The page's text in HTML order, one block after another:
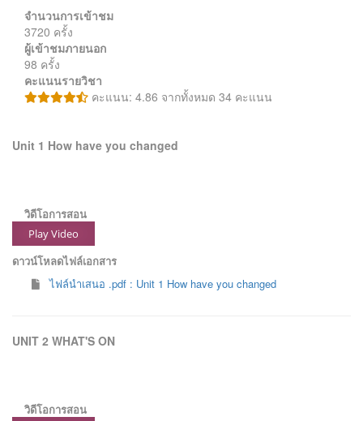
จำนวนการเข้าชม
3720 ครั้ง
ผู้เข้าชมภายนอก
98 ครั้ง
คะแนนรายวิชา
คะแนน: 4.86 จากทั้งหมด 34 คะแนน
Unit 1 How have you changed
วิดีโอการสอน
Play Video
ดาวน์โหลดไฟล์เอกสาร
ไฟล์นำเสนอ .pdf : Unit 1 How have you changed
UNIT 2 WHAT'S ON
วิดีโอการสอน